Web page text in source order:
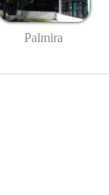
Palmira